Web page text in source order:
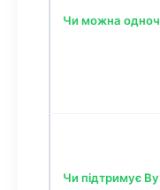
Чи можна
Чи підтримує